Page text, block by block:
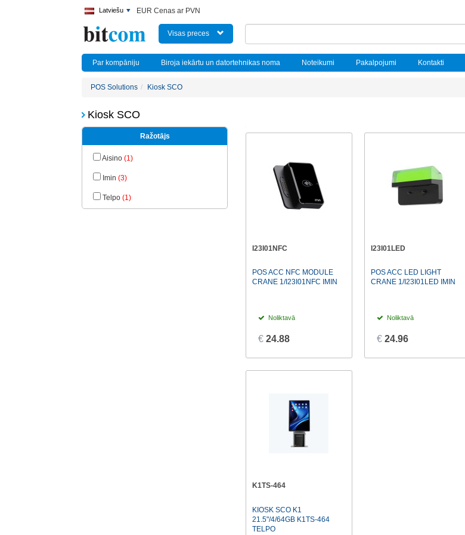
Latviešu EUR Cenas ar PVN
Visas preces
Par kompāniju Biroja iekārtu un datortehnikas noma Noteikumi Pakalpojumi Kontakti
POS Solutions Kiosk SCO
Kiosk SCO
Ražotājs
Aisino (1)
Imin (3)
Telpo (1)
I23I01NFC
POS ACC NFC MODULE
CRANE 1/I23I01NFC IMIN
Noliktavā
€ 24.88
I23I01LED
POS ACC LED LIGHT
CRANE 1/I23I01LED IMIN
Noliktavā
€ 24.96
K1TS-464
KIOSK SCO K1
21.5"/4/64GB K1TS-464
TELPO